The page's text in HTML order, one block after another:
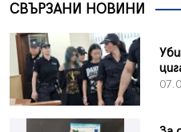
СВЪРЗАНИ НОВИНИ